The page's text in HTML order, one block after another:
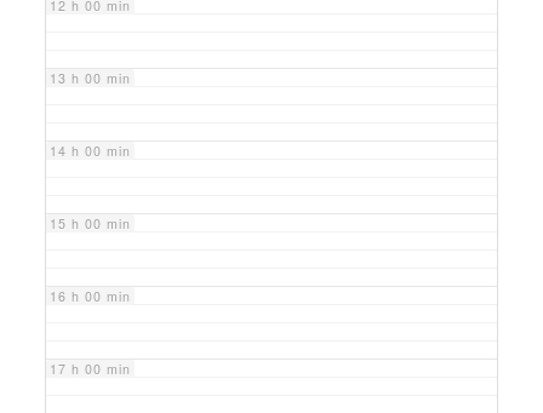
12 h 00 min
13 h 00 min
14 h 00 min
15 h 00 min
16 h 00 min
17 h 00 min